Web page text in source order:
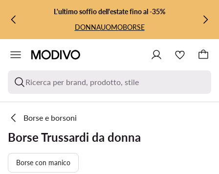
VAI AL CONTENUTO PRINCIPALE
VAI ALLA RICERCAL'ultimo soffio dell'estate fino al -35%
DONNAUOMOBORSE
Ricerca per brand, prodotto, stile
Borse e borsoni
Borse Trussardi da donna
Borse con manico